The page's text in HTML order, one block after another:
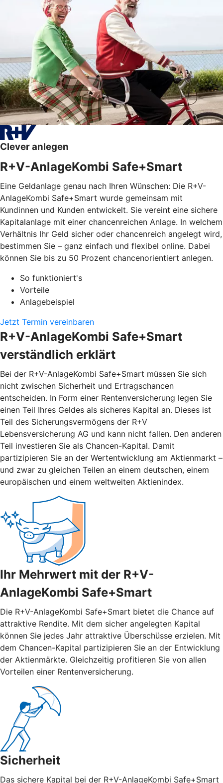
Clever anlegen
R+V-AnlageKombi Safe+Smart
Eine Geldanlage genau nach Ihren Wünschen: Die R+V-
AnlageKombi Safe+Smart wurde gemeinsam mit
Kundinnen und Kunden entwickelt. Sie vereint eine sichere
Kapitalanlage mit einer chancenreichen Anlage. In welchem
Verhältnis Ihr Geld sicher oder chancenreich angelegt wird,
bestimmen Sie – ganz einfach und flexibel online. Dabei
können Sie bis zu 50 Prozent chancenorientiert anlegen.
So funktioniert's
Vorteile
Anlagebeispiel
Jetzt Termin vereinbaren
R+V-AnlageKombi Safe+Smart
verständlich erklärt
Bei der R+V-AnlageKombi Safe+Smart müssen Sie sich
nicht zwischen Sicherheit und Ertragschancen
entscheiden. In Form einer Rentenversicherung legen Sie
einen Teil Ihres Geldes als sicheres Kapital an. Dieses ist
Teil des Sicherungsvermögens der R+V
Lebensversicherung AG und kann nicht fallen. Den anderen
Teil investieren Sie als Chancen-Kapital. Damit
partizipieren Sie an der Wertentwicklung am Aktienmarkt –
und zwar zu gleichen Teilen an einem deutschen, einem
europäischen und einem weltweiten Aktienindex.
Ihr Mehrwert mit der R+V-
AnlageKombi Safe+Smart
Die R+V-AnlageKombi Safe+Smart bietet die Chance auf
attraktive Rendite. Mit dem sicher angelegten Kapital
können Sie jedes Jahr attraktive Überschüsse erzielen. Mit
dem Chancen-Kapital partizipieren Sie an der Entwicklung
der Aktienmärkte. Gleichzeitig profitieren Sie von allen
Vorteilen einer Rentenversicherung.
Sicherheit
Das sichere Kapital bei der R+V-AnlageKombi Safe+Smart